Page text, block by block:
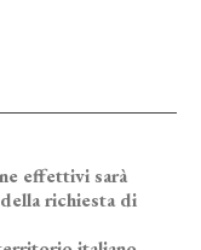
effettivi sarà
richiesta di